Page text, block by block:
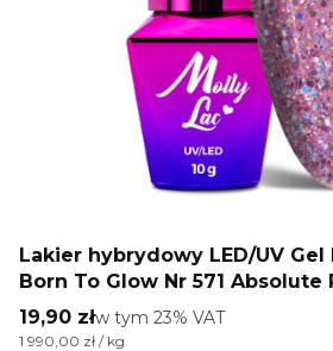
Lakier hybrydowy LED/UV Gel
Born To Glow Nr 571 Absolute
Cena brutto
19,90 złw tym %s VAT
w tym 23% VAT
Cena jednostkowa brutto
1 990,00 zł / kg